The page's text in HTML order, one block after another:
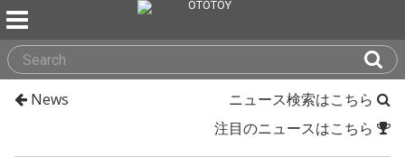
News
ニュース検索はこちら
注目のニュースはこちら